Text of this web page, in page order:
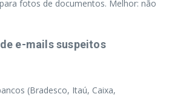
fotos de documentos. Melhor: não
e-mails suspeitos
(Bradesco, Itaú, Caixa,